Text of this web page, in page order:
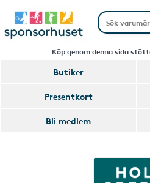
Köp genom denna sida
Butiker
Presentkort
Bli medlem